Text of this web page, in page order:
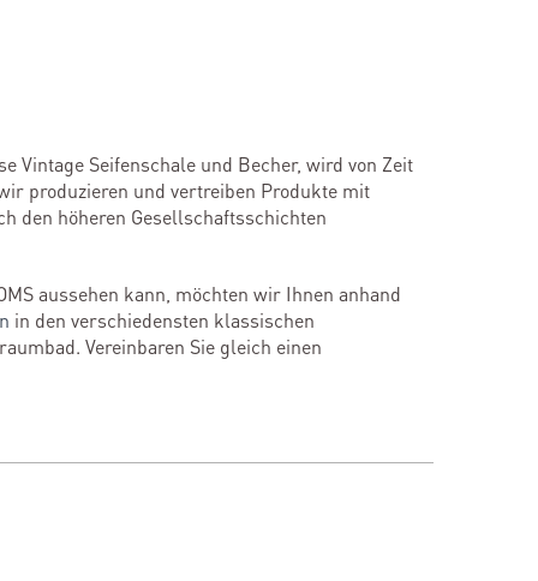
Seifenschale und Becher, wird von Zeit
produzieren und vertreiben Produkte mit
den höheren Gesellschaftsschichten
aussehen kann, möchten wir Ihnen anhand
in den verschiedensten klassischen
Vereinbaren Sie gleich einen